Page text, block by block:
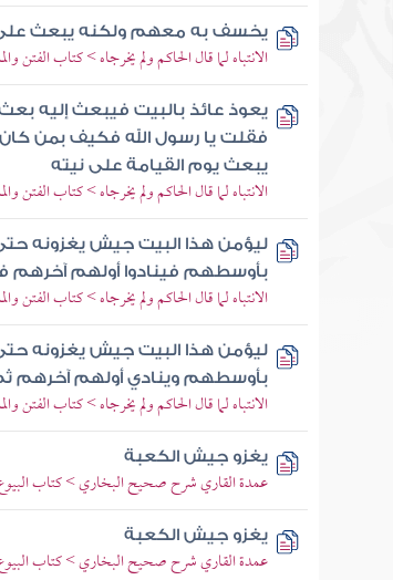
يخسف به معهم ولكنه يبعث على
الانتباه لما قال الحاكم ولم يخرجاه > كتاب الفتن
يعوذ عائذ بالبيت فيبعث إليه
فقلت يا رسول الله فكيف بمن
يبعث يوم القيامة على نيته
الانتباه لما قال الحاكم ولم يخرجاه > كتاب الفتن
ليؤمن هذا البيت جيش يغزونه
بأوسطهم فينادوا أولهم
الانتباه لما قال الحاكم ولم يخرجاه > كتاب الفتن
ليؤمن هذا البيت جيش يغزونه
بأوسطهم وينادي أولهم
الانتباه لما قال الحاكم ولم يخرجاه > كتاب الفتن
يغزو جيش الكعبة
عمدة القاري شرح صحيح البخاري > كتاب
يغزو جيش الكعبة
عمدة القاري شرح صحيح البخاري > كتاب